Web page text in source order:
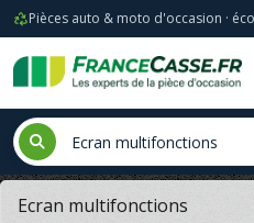
Pièces auto & moto d'occasion ·